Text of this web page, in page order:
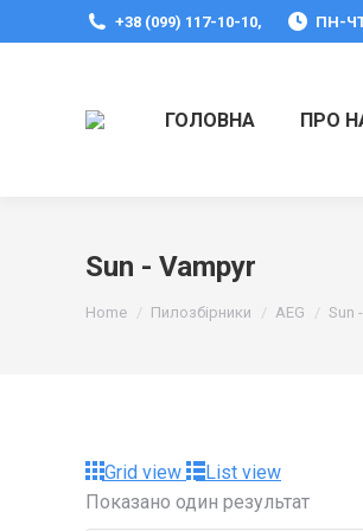
+38 (099) 117-10-10, ПН-ЧТ
ГОЛОВНА ПРО
Sun - Vampyr
Home Пилозбірники AEG Sun
Grid view
List view
Показано один результат